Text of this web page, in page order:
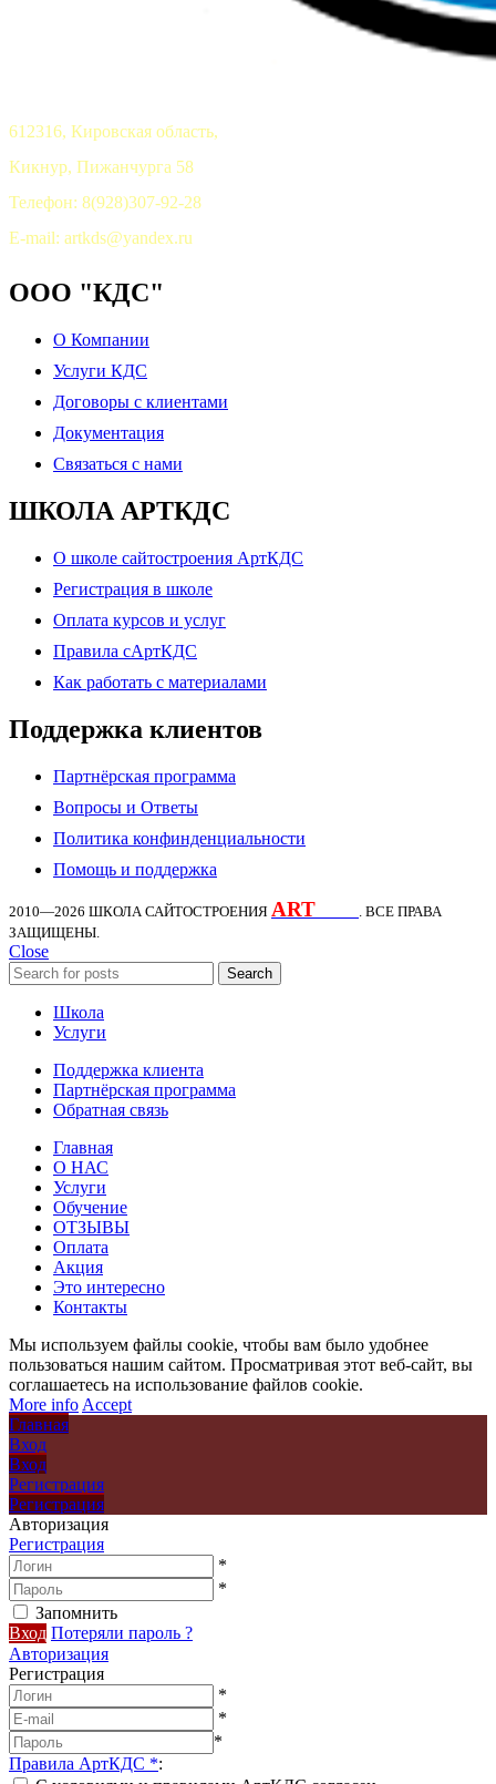
612316, Кировская область,
Кикнур, Пижанчурга 58
Телефон: 8(928)307-92-28
E-mail: artkds@yandex.ru
ООО "КДС"
О Компании
Услуги КДС
Договоры с клиентами
Документация
Связаться с нами
ШКОЛА АРТКДС
О школе сайтостроения АртКДС
Регистрация в школе
Оплата курсов и услуг
Правила сАртКДС
Как работать с материалами
Поддержка клиентов
Партнёрская программа
Вопросы и Ответы
Политика конфинденциальности
Помощь и поддержка
2010—2026 ШКОЛА САЙТОСТРОЕНИЯ ART
. ВСЕ ПРАВА
ЗАЩИЩЕНЫ.
Close
Search
Школа
Услуги
Поддержка клиента
Партнёрская программа
Обратная связь
Главная
О НАС
Услуги
Обучение
ОТЗЫВЫ
Оплата
Акция
Это интересно
Контакты
Мы используем файлы cookie, чтобы вам было удобнее
пользоваться нашим сайтом. Просматривая этот веб-сайт, вы
соглашаетесь на использование файлов cookie.
More info Accept
Главная
Вход
Вход
Регистрация
Регистрация
Авторизация
Регистрация
*
*
Запомнить
Вход Потеряли пароль ?
Авторизация
Регистрация
*
*
*
Правила АртКДС *: